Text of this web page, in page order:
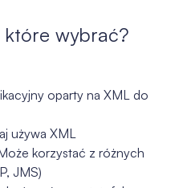
które wybrać?
oparty na XML do
używa XML
korzystać z różnych
JMS)